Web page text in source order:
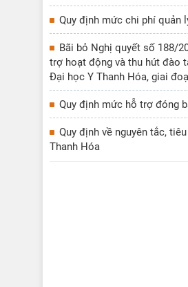
Quy định mức chi phí quản
Bãi bỏ Nghị quyết số 188/
trợ hoạt động và thu hút đào
Đại học Y Thanh Hóa, giai
Quy định mức hỗ trợ đóng
Quy định về nguyên tắc,
Thanh Hóa